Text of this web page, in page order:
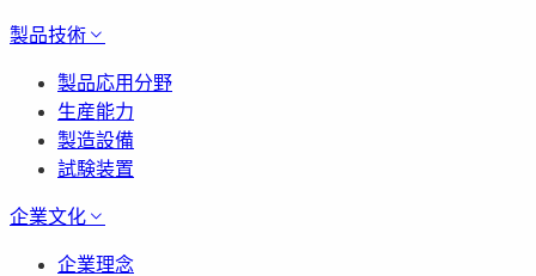
製品技術
製品応用分野
生産能力
製造設備
試験装置
企業文化
企業理念